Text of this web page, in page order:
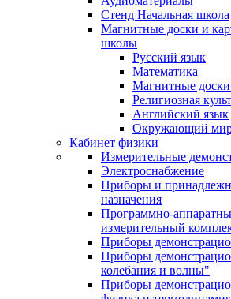
Стенд Начальная школа
Магнитные доски и
школы
Русский язык
Математика
Магнитные доски
Религиозная
Английский язык
Окружающий
Кабинет физики
Измерительные
Электроснабжение
Приборы и
назначения
Программно-
измерительный
Приборы
Приборы
колебания и волны"
Приборы